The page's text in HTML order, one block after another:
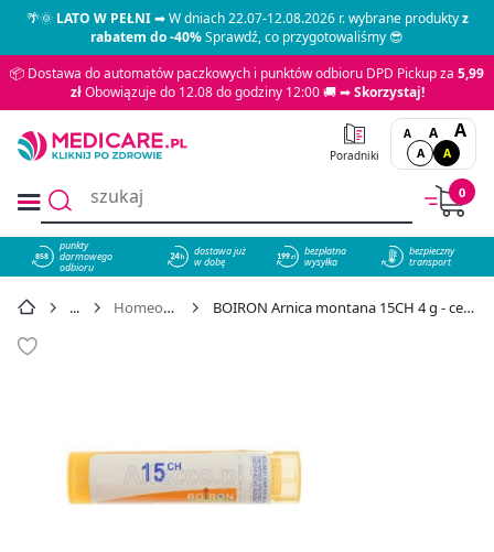
🌴🌞LATO W PEŁNI➡ W dniach 22.07-12.08.2026 r. wybrane produktyz
rabatem do -40%Sprawdź, co przygotowaliśmy 😎
📦 Dostawa do automatów paczkowych i punktów odbioru DPD Pickup za 5,99
złObowiązuje do 12.08 do godziny 12:00 🚚 ➡Skorzystaj!
Poradniki
A A A
A A
0
858
punkty
darmowego
odbioru
dostawa już
w dobę
bezpłatna
wysyłka
bezpieczny
transport
Homeopatia BOIRON Arnica montana 15CH 4 g - cena 14,99 zł